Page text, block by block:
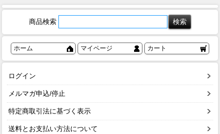
商品検索
ホーム マイページ カート
ログイン
メルマガ申込/停止
特定商取引法に基づく表示
送料とお支払い方法について